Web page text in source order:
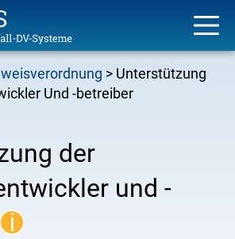
Unterstützung
Und -betreiber
der
und -